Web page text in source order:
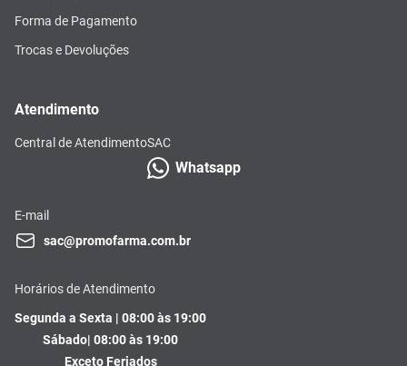
Forma de Pagamento
Trocas e Devoluções
Atendimento
Central de AtendimentoSAC
Whatsapp
E-mail
sac@promofarma.com.br
Horários de Atendimento
Segunda a Sexta | 08:00 às 19:00
Sábado| 08:00 às 19:00
Exceto Feriados